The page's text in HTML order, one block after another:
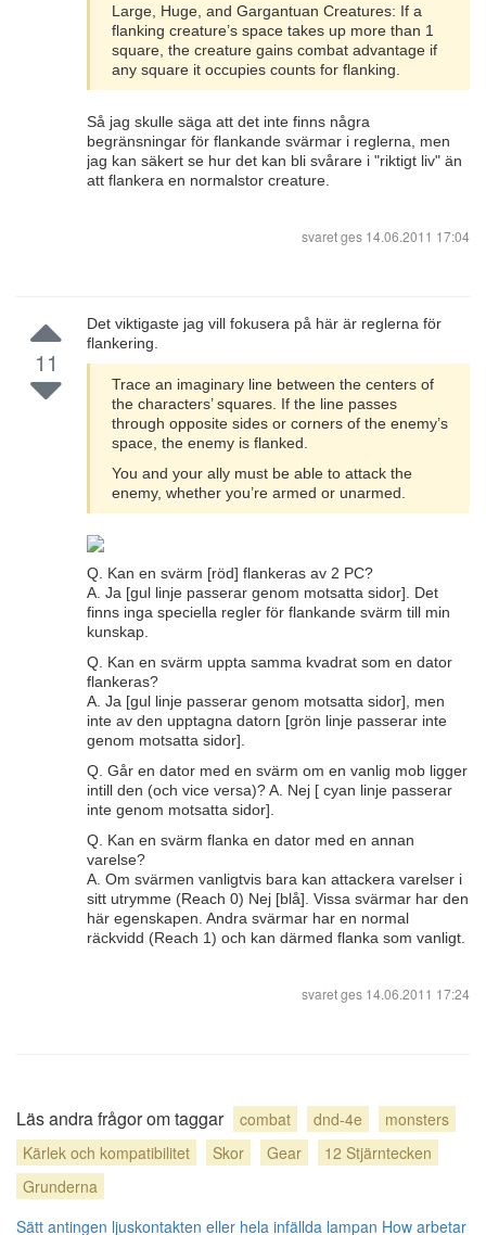
Large, Huge, and Gargantuan Creatures: If a
flanking creature’s space takes up more than 1
square, the creature gains combat advantage if
any square it occupies counts for flanking.
Så jag skulle säga att det inte finns några
begränsningar för flankande svärmar i reglerna, men
jag kan säkert se hur det kan bli svårare i "riktigt liv" än
att flankera en normalstor creature.
svaret ges 14.06.2011 17:04
11
Det viktigaste jag vill fokusera på här är reglerna för
flankering.
Trace an imaginary line between the centers of
the characters’ squares. If the line passes
through opposite sides or corners of the enemy’s
space, the enemy is flanked.
You and your ally must be able to attack the
enemy, whether you’re armed or unarmed.
Q. Kan en svärm [röd] flankeras av 2 PC?
A. Ja [gul linje passerar genom motsatta sidor]. Det
finns inga speciella regler för flankande svärm till min
kunskap.
Q. Kan en svärm uppta samma kvadrat som en dator
flankeras?
A. Ja [gul linje passerar genom motsatta sidor], men
inte av den upptagna datorn [grön linje passerar inte
genom motsatta sidor].
Q. Går en dator med en svärm om en vanlig mob ligger
intill den (och vice versa)? A. Nej [ cyan linje passerar
inte genom motsatta sidor].
Q. Kan en svärm flanka en dator med en annan
varelse?
A. Om svärmen vanligtvis bara kan attackera varelser i
sitt utrymme (Reach 0) Nej [blå]. Vissa svärmar har den
här egenskapen. Andra svärmar har en normal
räckvidd (Reach 1) och kan därmed flanka som vanligt.
svaret ges 14.06.2011 17:24
Läs andra frågor om taggar combat dnd-4e
monsters
Kärlek och kompatibilitet
Skor Gear
12 Stjärntecken
Grunderna
Sätt antingen ljuskontakten eller hela infällda lampan How arbetar